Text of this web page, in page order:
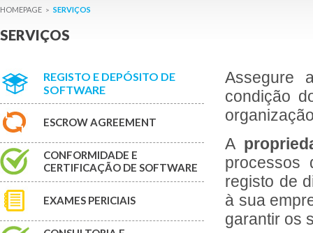
> SERVIÇOS
SERVIÇOS
REGISTO E DEPÓSITO DE
SOFTWARE
ESCROW AGREEMENT
CONFORMIDADE E
CERTIFICAÇÃO DE SOFTWARE
EXAMES PERICIAIS
Assegure
condição
A
processos
registo de
à sua
garantir os